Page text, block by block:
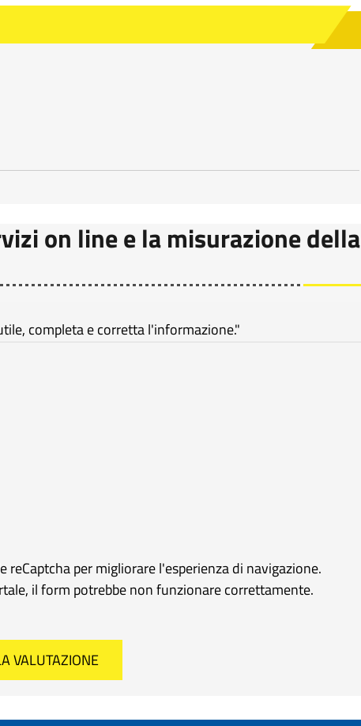
on line e la misurazione della
completa e corretta l'informazione."
per migliorare l'esperienza di navigazione.
il form potrebbe non funzionare correttamente.